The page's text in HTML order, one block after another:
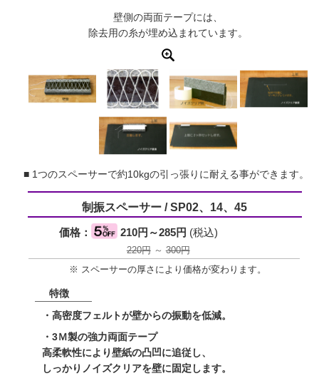
壁側の両面テープには、
除去用の糸が埋め込まれています。
■ 1つのスペーサーで約10kgの引っ張りに耐える事ができます。
制振スペーサー / SP02、14、45
価格： 210円～285円 (税込)
220円 ～ 300円
※ スペーサーの厚さにより価格が変わります。
特徴
・高密度フェルトが壁からの振動を低減。
・3Ｍ製の強力両面テープ
高柔軟性により壁紙の凸凹に追従し、
しっかりノイズクリアを壁に固定します。